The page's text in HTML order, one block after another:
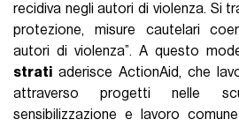
recidiva negli autori di violenza. Si
protezione, misure cautelari
autori di violenza”. A questo
strati aderisce ActionAid, che
attraverso progetti nelle
sensibilizzazione e lavoro